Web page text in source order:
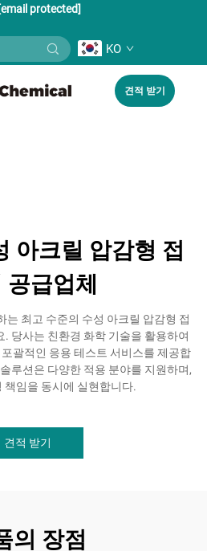
[email protected]
KO
견적 받기
아크릴 압감형 접
공급업체
는 최고 수준의 수성 아크릴 압감형 접
당사는 친환경 화학 기술을 활용하여
괄적인 응용 테스트 서비스를 제공합
루션은 다양한 적용 분야를 지원하며,
책임을 동시에 실현합니다.
견적 받기
의 장점